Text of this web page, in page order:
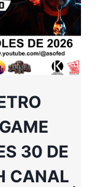
30 DE
CANAL